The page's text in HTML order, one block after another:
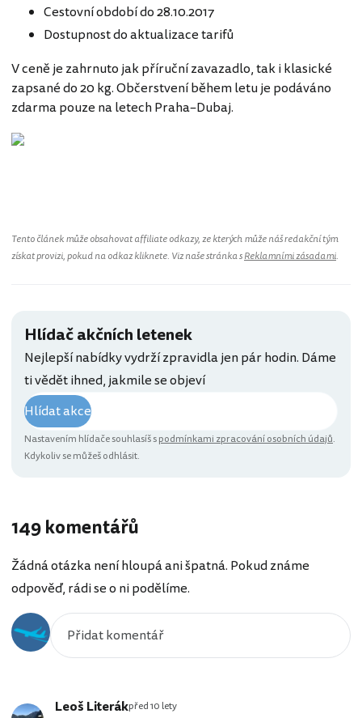
Cestovní období do 28.10.2017
Dostupnost do aktualizace tarifů
V ceně je zahrnuto jak příruční zavazadlo, tak i klasické
zapsané do 20 kg. Občerstvení během letu je podáváno
zdarma pouze na letech Praha–Dubaj.
Tento článek může obsahovat affiliate odkazy, ze kterých může náš redakční tým
získat provizi, pokud na odkaz kliknete. Viz naše stránka sReklamními zásadami.
Hlídač akčních letenek
Nejlepší nabídky vydrží zpravidla jen pár hodin. Dáme
ti vědět ihned, jakmile se objeví
Hlídat akce
Nastavením hlídače souhlasíš spodmínkami zpracování osobních údajů.
Kdykoliv se můžeš odhlásit.
149 komentářů
Žádná otázka není hloupá ani špatná. Pokud známe
odpověď, rádi se o ni podělíme.
Leoš Literákpřed 10 lety